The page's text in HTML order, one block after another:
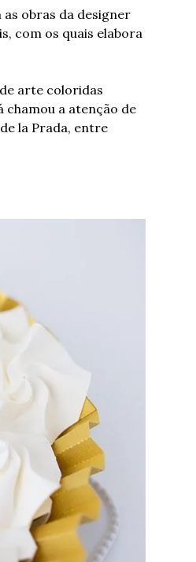
obras da designer
com os quais elabora
arte coloridas
chamou a atenção de
la Prada, entre